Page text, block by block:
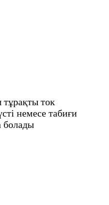
ток
немесе табиғи
болады